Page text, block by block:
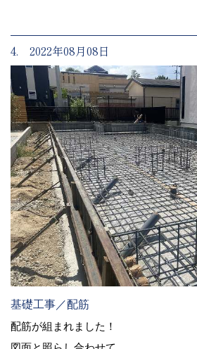
4. 2022年08月08日
基礎工事／配筋
配筋が組まれました！